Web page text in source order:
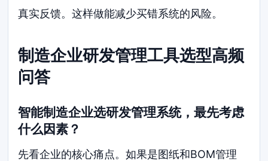
真实反馈。这样做能减少买错系统的风险。
制造企业研发管理工具选型高频
问答
智能制造企业选研发管理系统，最先考虑
什么因素？
先看企业的核心痛点。如果是图纸和BOM管理